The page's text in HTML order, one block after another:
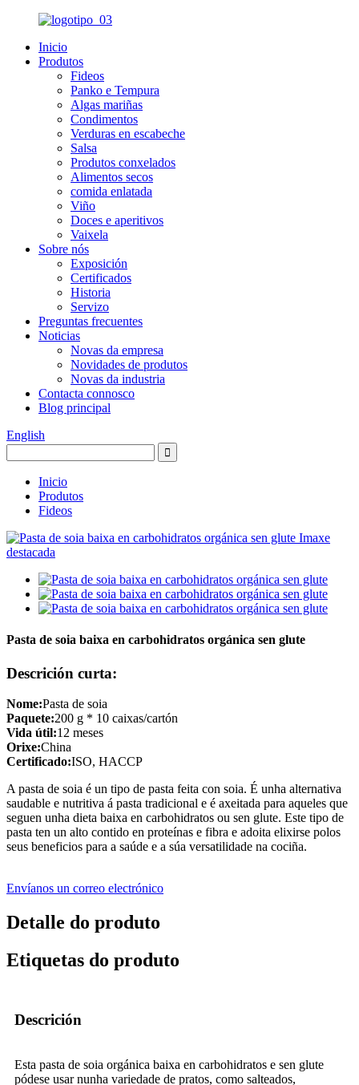
Inicio
Produtos
Fideos
Panko e Tempura
Algas mariñas
Condimentos
Verduras en escabeche
Salsa
Produtos conxelados
Alimentos secos
comida enlatada
Viño
Doces e aperitivos
Vaixela
Sobre nós
Exposición
Certificados
Historia
Servizo
Preguntas frecuentes
Noticias
Novas da empresa
Novidades de produtos
Novas da industria
Contacta connosco
Blog principal
English
Inicio
Produtos
Fideos
Pasta de soia baixa en carbohidratos orgánica sen glute
Descrición curta:
Nome:Pasta de soia
Paquete:200 g * 10 caixas/cartón
Vida útil:12 meses
Orixe:China
Certificado:ISO, HACCP
A pasta de soia é un tipo de pasta feita con soia. É unha alternativa
saudable e nutritiva á pasta tradicional e é axeitada para aqueles que
seguen unha dieta baixa en carbohidratos ou sen glute. Este tipo de
pasta ten un alto contido en proteínas e fibra e adoita elixirse polos
seus beneficios para a saúde e a súa versatilidade na cociña.
Envíanos un correo electrónico
Detalle do produto
Etiquetas do produto
Descrición
Esta pasta de soia orgánica baixa en carbohidratos e sen glute
pódese usar nunha variedade de pratos, como salteados,